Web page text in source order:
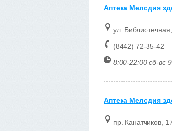
Аптека Мелодия
ул.
(8442) 72-35-42
8:00-22:00 сб-вс
Аптека Мелодия
пр. Канатчиков,